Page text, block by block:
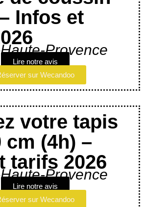
Infos et
Provence
Lire notre avis
sur Wecandoo
votre tapis
cm (4h) –
tarifs 2026
Provence
Lire notre avis
sur Wecandoo